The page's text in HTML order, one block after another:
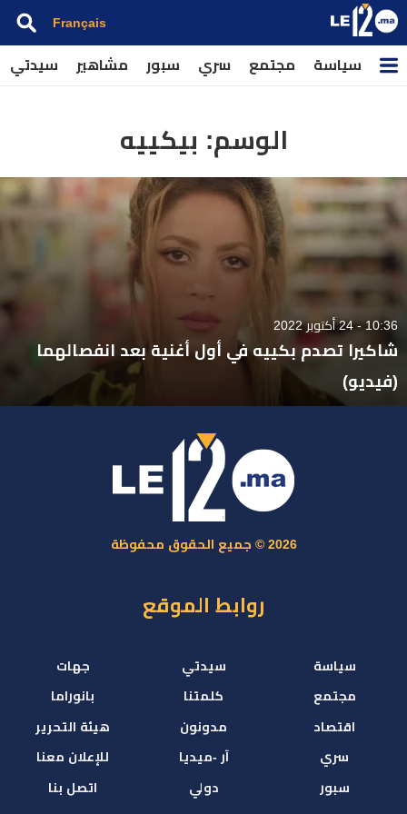
Français
سياسة مجتمع سري سبور مشاهير سيدتي
الوسم: بيكييه
10:36 - 24 أكتوبر 2022
شاكيرا تصدم بكييه في أول أغنية بعد انفصالهما
(فيديو)
2026 © جميع الحقوق محفوظة
روابط الموقع
سياسة
مجتمع
اقتصاد
سري
سبور
سيدتي
كلمتنا
مدونون
آر -ميديا
دولي
جهات
بانوراما
هيئة التحرير
للإعلان معنا
اتصل بنا